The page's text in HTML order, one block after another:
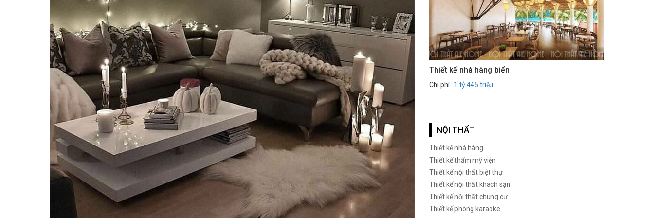
Thiết kế nhà hàng biển
Chi phí : 1 tỷ 445 triệu
NỘI THẤT
Thiết kế nhà hàng
Thiết kế thẩm mỹ viện
Thiết kế nội thất biệt thự
Thiết kế nội thất khách sạn
Thiết kế nội thất chung cư
Thiết kế phòng karaoke